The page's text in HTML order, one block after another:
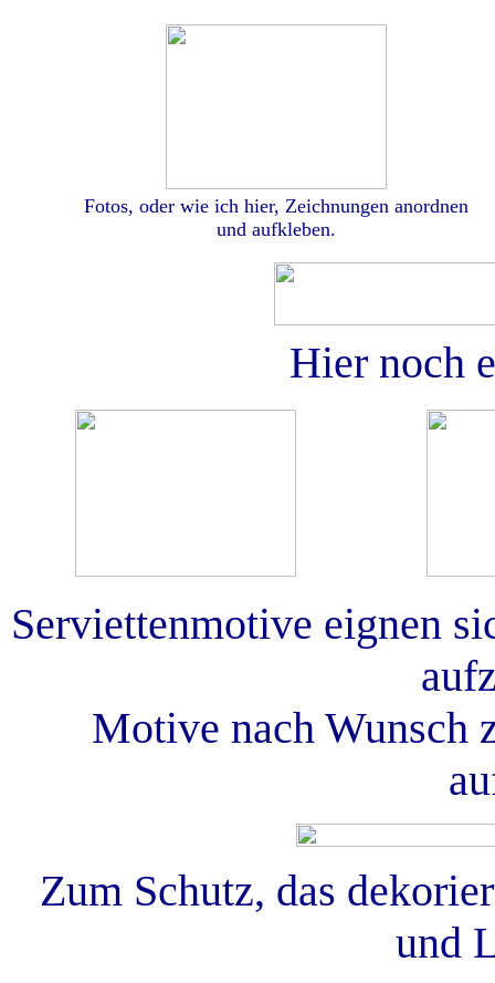
Fotos, oder wie ich hier, Zeichnungen anordnen
und aufkleben.
Hier noch
Serviettenmotive eignen
Motive nach Wunsch
Zum Schutz, das
und